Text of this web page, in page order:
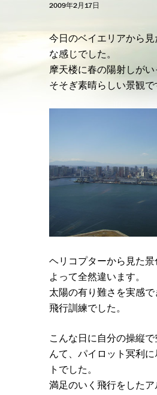
2009年2月17日
今日のベイエリアから
な感じでした。
摩天楼に春の陽射しがい
そそぎ素晴らしい景観で
ヘリコプターから見た景
よって全然違います。
太陽の有り難さを実感で
飛行訓練でした。
こんな日に自分の操縦
んて、パイロット冥利に
トでした。
満足のいく飛行をした